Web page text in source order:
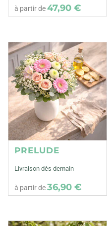
à partir de47,90 €
PRELUDE
Livraison dès demain
à partir de36,90 €